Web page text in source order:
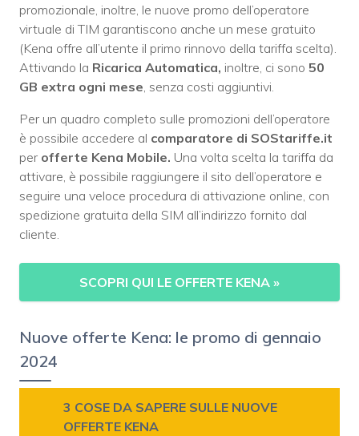
promozionale, inoltre, le nuove promo dell’operatore
virtuale di TIM garantiscono anche un mese gratuito
(Kena offre all’utente il primo rinnovo della tariffa scelta).
Attivando la Ricarica Automatica, inoltre, ci sono 50
GB extra ogni mese , senza costi aggiuntivi.
Per un quadro completo sulle promozioni dell’operatore
è possibile accedere al comparatore di SOStariffe.it
per offerte Kena Mobile. Una volta scelta la tariffa da
attivare, è possibile raggiungere il sito dell’operatore e
seguire una veloce procedura di attivazione online, con
spedizione gratuita della SIM all’indirizzo fornito dal
cliente.
SCOPRI QUI LE OFFERTE KENA »
Nuove offerte Kena: le promo di gennaio
2024
3 COSE DA SAPERE SULLE NUOVE
OFFERTE KENA